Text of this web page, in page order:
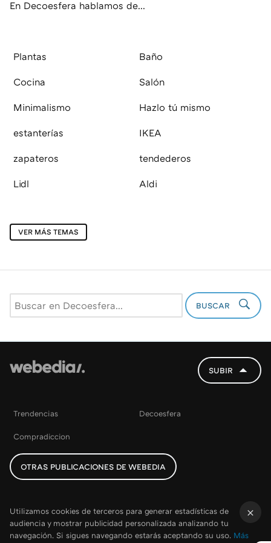
En Decoesfera hablamos de...
Plantas Baño
Cocina Salón
Minimalismo Hazlo tú mismo
estanterías IKEA
zapateros tendederos
Lidl Aldi
VER MÁS TEMAS
BUSCAR
SUBIR
Trendencias Decoesfera
Compradiccion
OTRAS PUBLICACIONES DE WEBEDIA
Utilizamos cookies de terceros para generar estadísticas de
audiencia y mostrar publicidad personalizada analizando tu
navegación. Si sigues navegando estarás aceptando su uso. Más